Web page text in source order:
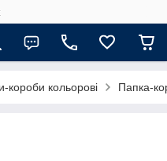
короби кольорові Папка-